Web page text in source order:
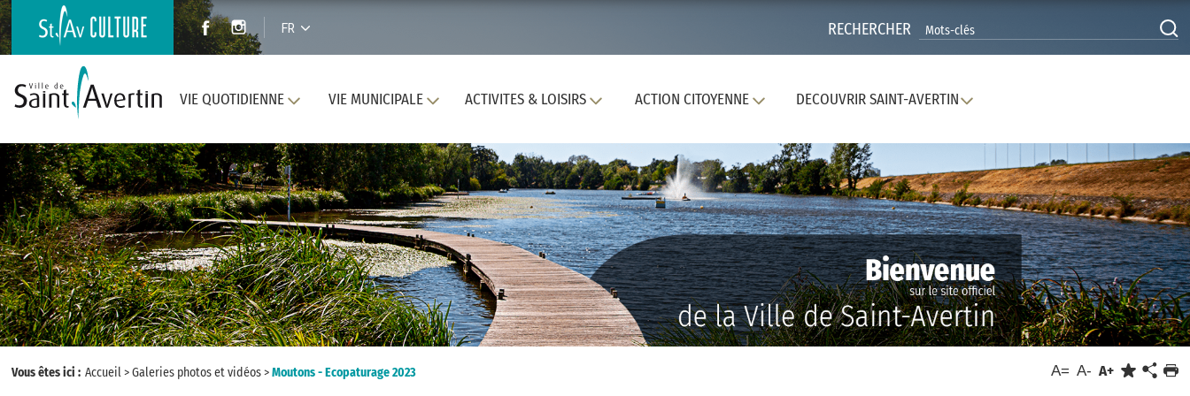
FR RECHERCHER
VIE QUOTIDIENNE VIE MUNICIPALE ACTIVITES & LOISIRS ACTION CITOYENNE DECOUVRIR SAINT-AVERTIN
Vous êtes ici : Accueil>Galeries photos et vidéos>Moutons - Ecopaturage 2023 A= A- A+